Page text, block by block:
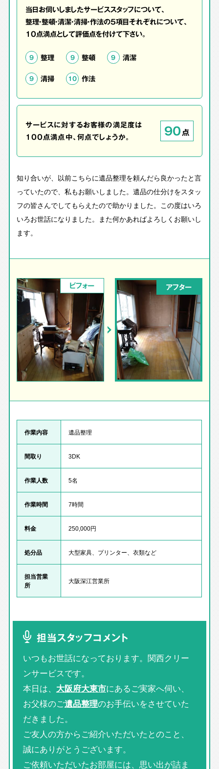
当日お伺いしましたサービススタッフについて、
整理・整頓・清潔・清掃・作法の5項目それぞれについて、
10点満点として評価点を付けて下さい。
9 整理 9 整頓 9 清潔
9 清掃 10 作法
サービスに対するお客様の満足度は
100点満点中、何点でしょうか。
90点
知り合いが、以前こちらに遺品整理を頼んだら良かったと言
っていたので、私もお願いしました。遺品の仕分けをスタッ
フの皆さんでしてもらえたので助かりました。この度はいろ
いろお世話になりました。また何かあればよろしくお願いし
ます。
ビフォー アフター
作業内容 遺品整理
間取り 3DK
作業人数 5名
作業時間 7時間
料金 250,000円
処分品 大型家具、プリンター、衣類など
担当営業
所
大阪深江営業所
担当スタッフコメント
いつもお世話になっております。関西クリー
ンサービスです。
本日は、 大阪府大東市にあるご実家へ伺い、
お父様のご遺品整理のお手伝いをさせていた
だきました。
ご友人の方からご紹介いただいたとのこと、
誠にありがとうございます。
ご依頼いただいたお部屋には、思い出が詰ま